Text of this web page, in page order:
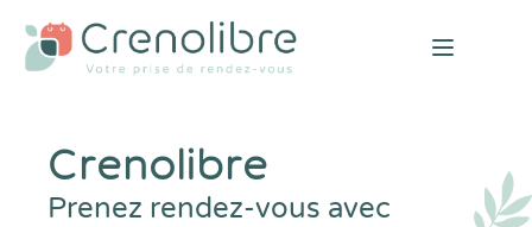
Open
Crenolibre
Prenez rendez-vous avec